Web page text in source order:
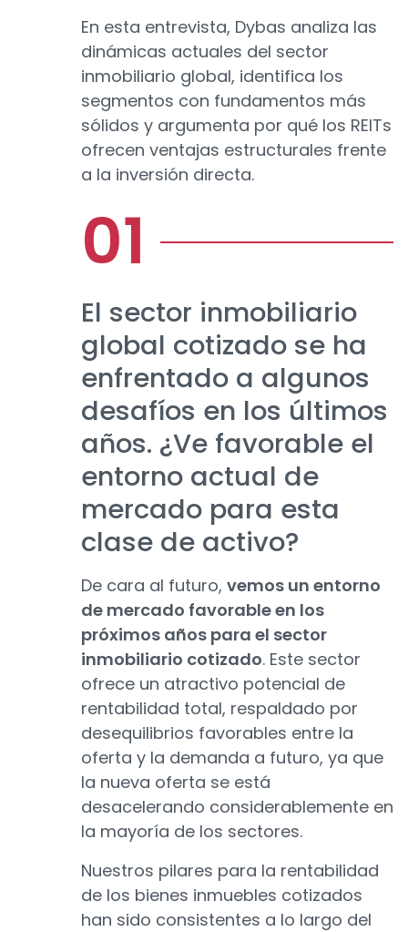
En esta entrevista, Dybas analiza las
dinámicas actuales del sector
inmobiliario global, identifica los
segmentos con fundamentos más
sólidos y argumenta por qué los REITs
ofrecen ventajas estructurales frente
a la inversión directa.
El sector inmobiliario
global cotizado se ha
enfrentado a algunos
desafíos en los últimos
años. ¿Ve favorable el
entorno actual de
mercado para esta
clase de activo?
De cara al futuro, vemos un entorno
de mercado favorable en los
próximos años para el sector
inmobiliario cotizado. Este sector
ofrece un atractivo potencial de
rentabilidad total, respaldado por
desequilibrios favorables entre la
oferta y la demanda a futuro, ya que
la nueva oferta se está
desacelerando considerablemente en
la mayoría de los sectores.
Nuestros pilares para la rentabilidad
de los bienes inmuebles cotizados
han sido consistentes a lo largo del